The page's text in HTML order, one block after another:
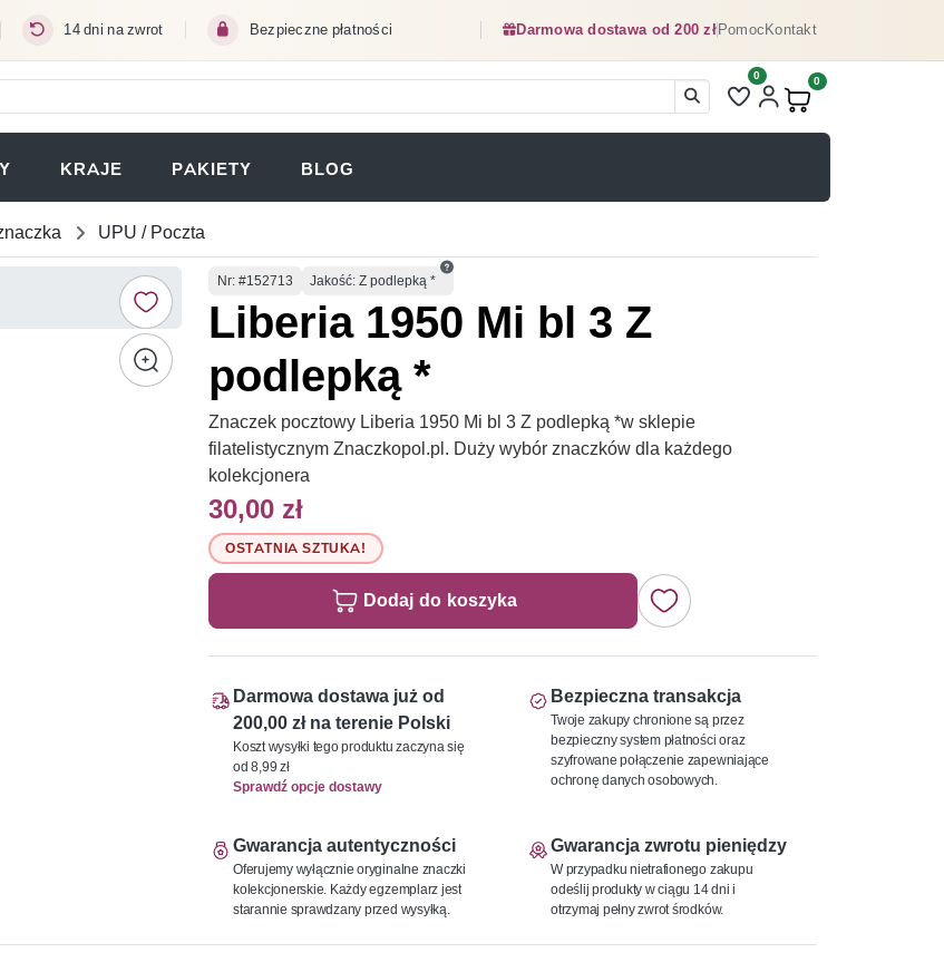
14 dni na zwrot Bezpieczne płatności Darmowa dostawa od 200 złPomocKontakt
Liczba pozycji na liście
0
Produkty w koszyku:
0
W NOWEJ KARCIE)
KRAJE PAKIETY BLOG
UPU / Poczta
Numer
Nr: #152713 Jakość: Z podlepką *
Liberia 1950 Mi bl 3 Z
podlepką *
Znaczek pocztowy Liberia 1950 Mi bl 3 Z podlepką *w sklepie
filatelistycznym Znaczkopol.pl. Duży wybór znaczków dla każdego
kolekcjonera
30,00 zł
OSTATNIA SZTUKA!
Dodaj do koszyka
Darmowa dostawa już od
200,00 zł na terenie Polski
Koszt wysyłki tego produktu zaczyna się
od 8,99 zł
Sprawdź opcje dostawy
Bezpieczna transakcja
Twoje zakupy chronione są przez
bezpieczny system płatności oraz
szyfrowane połączenie zapewniające
ochronę danych osobowych.
Gwarancja autentyczności
Oferujemy wyłącznie oryginalne znaczki
kolekcjonerskie. Każdy egzemplarz jest
starannie sprawdzany przed wysyłką.
Gwarancja zwrotu pieniędzy
W przypadku nietrafionego zakupu
odeślij produkty w ciągu 14 dni i
otrzymaj pełny zwrot środków.